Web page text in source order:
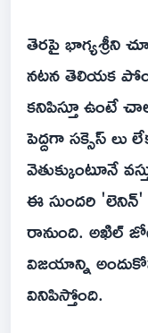
తెరపై భాగ్యశ్రీని
నటన తెలియక
కనిపిస్తూ ఉంటే
పెద్దగా సక్సెస్
వెతుక్కుంటూనే
ఈ సుందరి 'లెనిన్'
రానుంది. అఖిల్
విజయాన్ని
వినిపిస్తోంది.